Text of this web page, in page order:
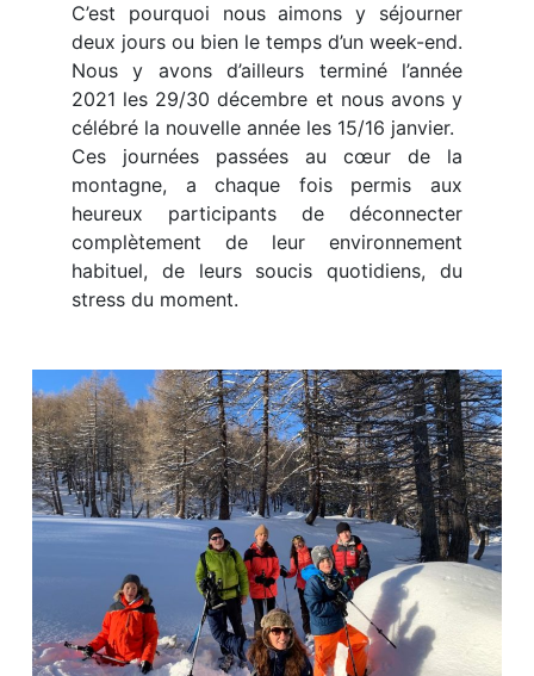
C’est pourquoi nous aimons y séjourner
deux jours ou bien le temps d’un week-end.
Nous y avons d’ailleurs terminé l’année
2021 les 29/30 décembre et nous avons y
célébré la nouvelle année les 15/16 janvier.
Ces journées passées au cœur de la
montagne, a chaque fois permis aux
heureux participants de déconnecter
complètement de leur environnement
habituel, de leurs soucis quotidiens, du
stress du moment.